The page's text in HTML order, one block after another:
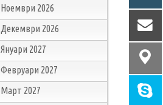
Ноември 2026
Декември 2026
Януари 2027
Февруари 2027
Март 2027